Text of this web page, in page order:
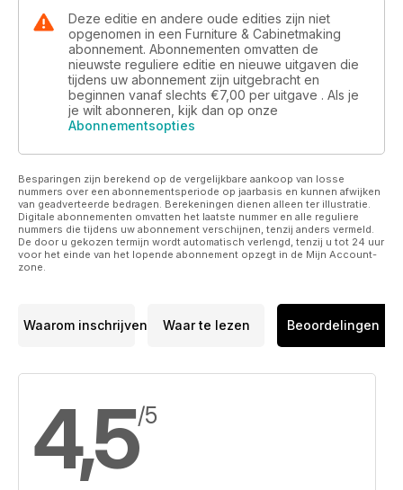
Deze editie en andere oude edities zijn niet
opgenomen in een Furniture & Cabinetmaking
abonnement. Abonnementen omvatten de
nieuwste reguliere editie en nieuwe uitgaven die
tijdens uw abonnement zijn uitgebracht en
beginnen vanaf slechts €7,00 per uitgave . Als je
je wilt abonneren, kijk dan op onze
Abonnementsopties
Besparingen zijn berekend op de vergelijkbare aankoop van losse
nummers over een abonnementsperiode op jaarbasis en kunnen afwijken
van geadverteerde bedragen. Berekeningen dienen alleen ter illustratie.
Digitale abonnementen omvatten het laatste nummer en alle reguliere
nummers die tijdens uw abonnement verschijnen, tenzij anders vermeld.
De door u gekozen termijn wordt automatisch verlengd, tenzij u tot 24 uur
voor het einde van het lopende abonnement opzegt in de Mijn Account-
zone.
Waarom inschrijven Waar te lezen Beoordelingen
4,5/5